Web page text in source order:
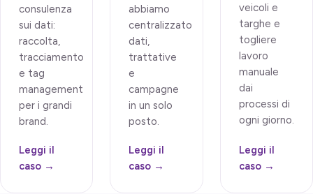
consulenza
sui dati:
raccolta,
tracciamento
e tag
management
per i grandi
brand.
Leggi il
caso →
abbiamo
centralizzato
dati,
trattative
e
campagne
in un solo
posto.
Leggi il
caso →
veicoli e
targhe e
togliere
lavoro
manuale
dai
processi di
ogni giorno.
Leggi il
caso →